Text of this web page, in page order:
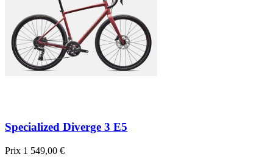
Specialized Diverge 3 E5
Prix 1 549,00 €